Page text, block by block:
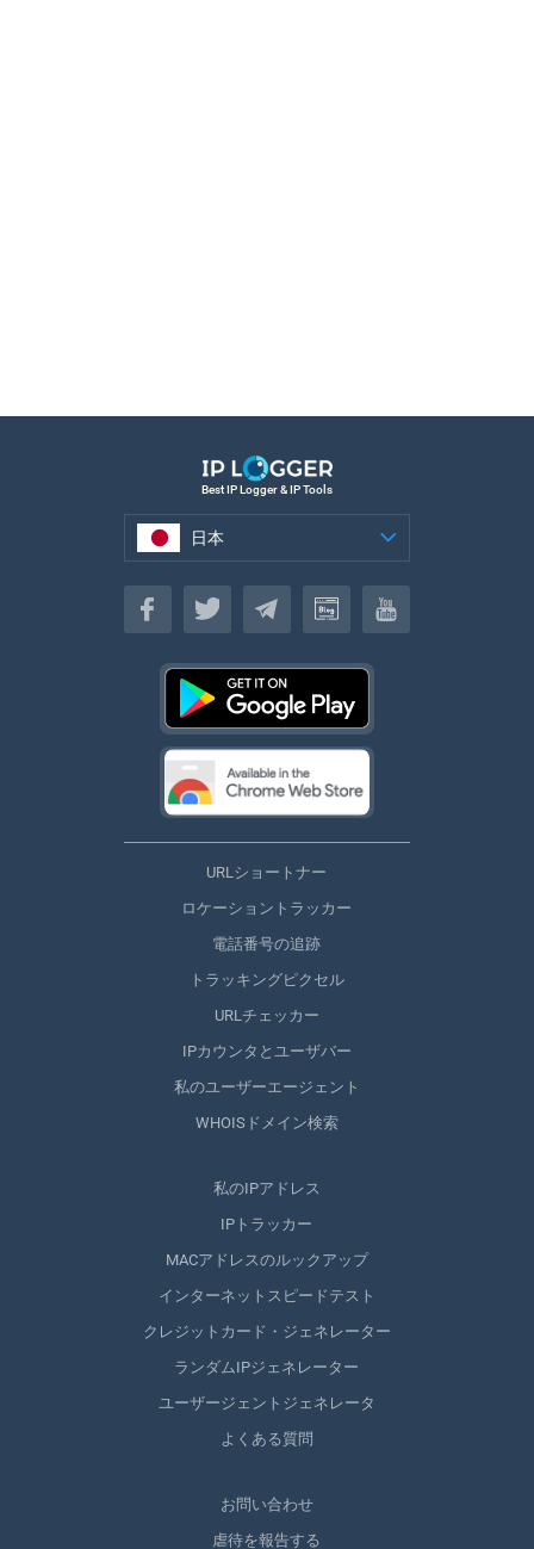
Best IP Logger & IP Tools
日本
日本
URLショートナー
ロケーショントラッカー
電話番号の追跡
トラッキングピクセル
URLチェッカー
IPカウンタとユーザバー
私のユーザーエージェント
WHOISドメイン検索
私のIPアドレス
IPトラッカー
MACアドレスのルックアップ
インターネットスピードテスト
クレジットカード・ジェネレーター
ランダムIPジェネレーター
ユーザージェントジェネレータ
よくある質問
お問い合わせ
虐待を報告する